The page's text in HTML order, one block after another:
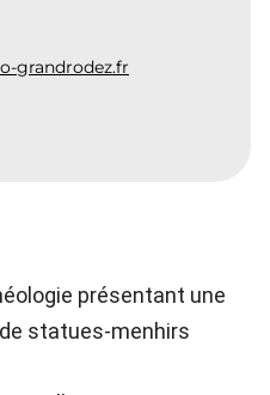
grandrodez.fr
présentant une
statues-menhirs